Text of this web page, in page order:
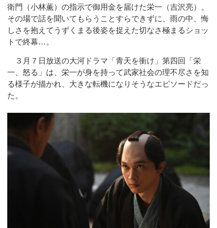
衛門（小林薫）の指示で御用金を届けた栄一（吉沢亮）。
その場で話を聞いてもらうことすらできずに、雨の中、悔
しさを抱えてうずくまる後姿を捉えた切なさ極まるショッ
トで終幕…。
３月７日放送の大河ドラマ「青天を衝け」第四回「栄
一、怒る」は、栄一が身を持って武家社会の理不尽さを知
る様子が描かれ、大きな転機になりそうなエピソードだっ
た。